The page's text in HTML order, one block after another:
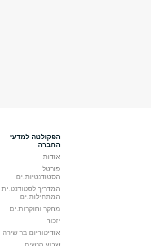
הפקולטה למדעי
החברה
אודות
פורטל
הסטודנטיות.ים
המדריך לסטודנט.ית
המתחילות.ים
מחקר וחוקרות.ים
יזכור
אודיטוריום בר שירה